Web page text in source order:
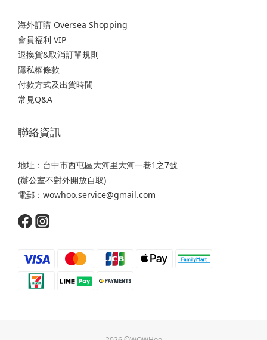
海外訂購 Oversea Shopping
會員福利 VIP
退換貨&取消訂單規則
隱私權條款
付款方式及出貨時間
常見Q&A
聯絡資訊
地址：台中市西屯區大河里大河一巷1之7號
(辦公室不對外開放自取)
電郵：wowhoo.service@gmail.com